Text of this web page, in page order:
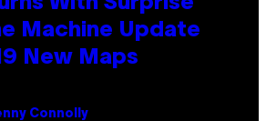
Machine Update
New Maps
Connolly